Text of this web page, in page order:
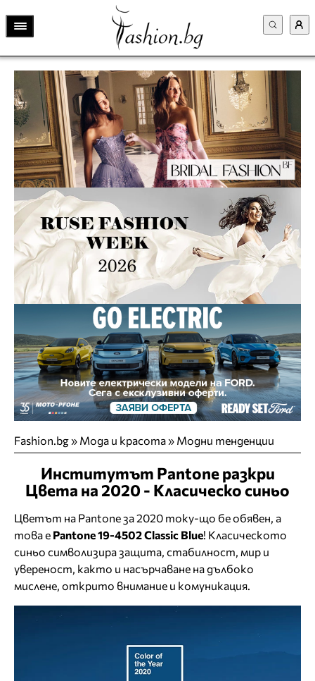
Fashion.bg» Мода и красота» Модни тенденции
Институтът Pantone разкри
Цвета на 2020 - Класическо синьо
Цветът на Pantone за 2020 току-що бе обявен, а
това е Pantone 19-4502 Classic Blue! Класическото
синьо символизира защита, стабилност, мир и
увереност, както и насърчаване на дълбоко
мислене, открито внимание и комуникация.